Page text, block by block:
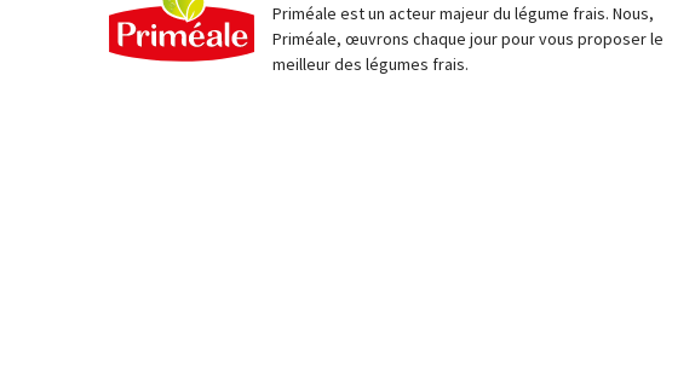
Priméale est un acteur majeur du légume frais. Nous,
Priméale, œuvrons chaque jour pour vous proposer le
meilleur des légumes frais.